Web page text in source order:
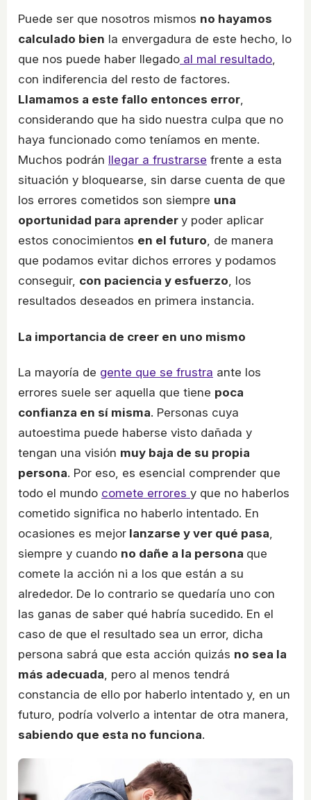
Puede ser que nosotros mismos no hayamos
calculado bien la envergadura de este hecho, lo
que nos puede haber llegado al mal resultado,
con indiferencia del resto de factores.
Llamamos a este fallo entonces error,
considerando que ha sido nuestra culpa que no
haya funcionado como teníamos en mente.
Muchos podrán llegar a frustrarse frente a esta
situación y bloquearse, sin darse cuenta de que
los errores cometidos son siempre una
oportunidad para aprender y poder aplicar
estos conocimientos en el futuro, de manera
que podamos evitar dichos errores y podamos
conseguir, con paciencia y esfuerzo, los
resultados deseados en primera instancia.
La importancia de creer en uno mismo
La mayoría de gente que se frustra ante los
errores suele ser aquella que tiene poca
confianza en sí misma. Personas cuya
autoestima puede haberse visto dañada y
tengan una visión muy baja de su propia
persona. Por eso, es esencial comprender que
todo el mundo comete errores y que no haberlos
cometido significa no haberlo intentado. En
ocasiones es mejor lanzarse y ver qué pasa,
siempre y cuando no dañe a la persona que
comete la acción ni a los que están a su
alrededor. De lo contrario se quedaría uno con
las ganas de saber qué habría sucedido. En el
caso de que el resultado sea un error, dicha
persona sabrá que esta acción quizás no sea la
más adecuada, pero al menos tendrá
constancia de ello por haberlo intentado y, en un
futuro, podría volverlo a intentar de otra manera,
sabiendo que esta no funciona.